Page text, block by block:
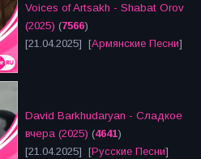
Voices of Artsakh - Shabat Orov
(2025) (7566)
[21.04.2025] [Армянские Песни]
David Barkhudaryan - Сладкое
вчера (2025) (4641)
[21.04.2025] [Русские Песни]